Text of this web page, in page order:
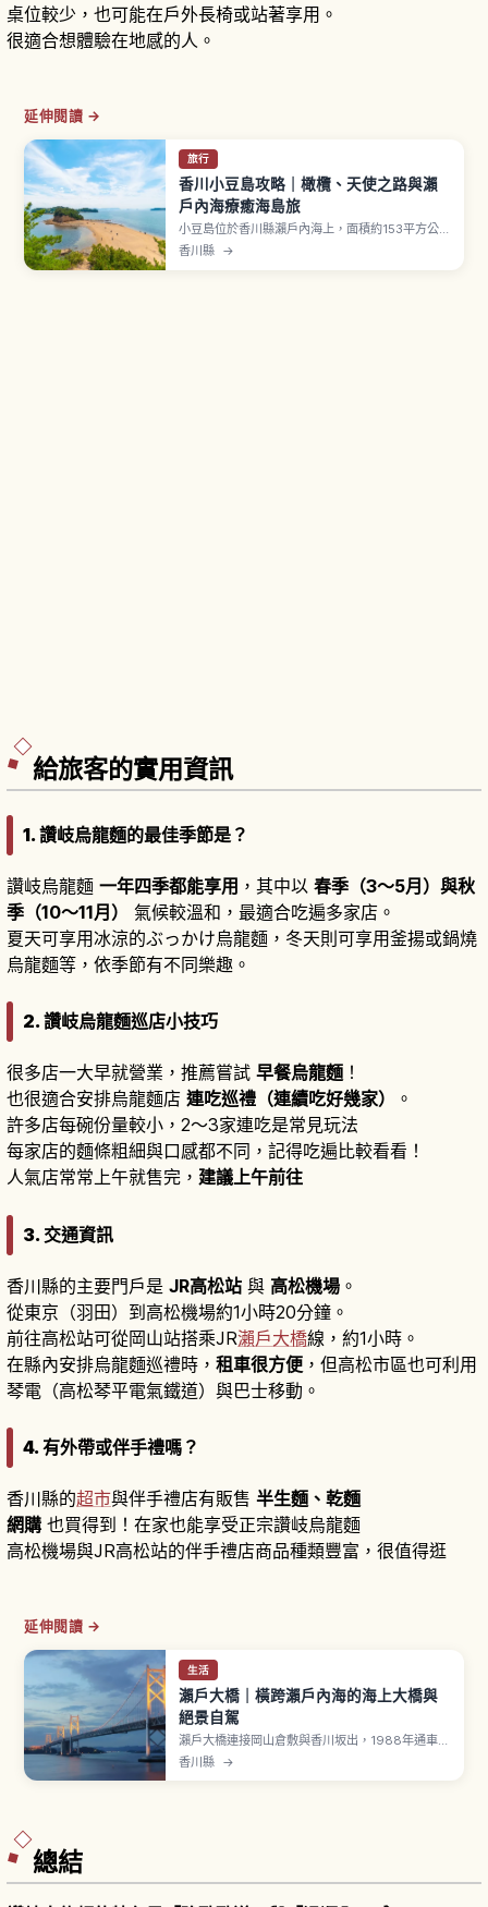
桌位較少，也可能在戶外長椅或站著享用。
很適合想體驗在地感的人。
延伸閱讀 →
旅行
香川小豆島攻略｜橄欖、天使之路與瀨
戶內海療癒海島旅
小豆島位於香川縣瀨戶內海上，面積約153平方公
里，以「橄欖之島」聞名，1908年（明治41年）
香川縣 →
給旅客的實用資訊
1. 讚岐烏龍麵的最佳季節是？
讚岐烏龍麵 一年四季都能享用 ，其中以 春季（3〜5月）與秋
季（10〜11月）
氣候較溫和，最適合吃遍多家店。
夏天可享用冰涼的ぶっかけ烏龍麵，冬天則可享用釜揚或鍋燒
烏龍麵等，依季節有不同樂趣。
2. 讚岐烏龍麵巡店小技巧
很多店一大早就營業，推薦嘗試 早餐烏龍麵 ！
也很適合安排烏龍麵店 連吃巡禮（連續吃好幾家）
。
許多店每碗份量較小，2〜3家連吃是常見玩法
每家店的麵條粗細與口感都不同，記得吃遍比較看看！
人氣店常常上午就售完， 建議上午前往
3. 交通資訊
香川縣的主要門戶是 JR高松站 與 高松機場 。
從東京（羽田）到高松機場約1小時20分鐘。
前往高松站可從岡山站搭乘JR瀨戶大橋線，約1小時。
在縣內安排烏龍麵巡禮時， 租車很方便 ，但高松市區也可利用
琴電（高松琴平電氣鐵道）與巴士移動。
4. 有外帶或伴手禮嗎？
香川縣的超市與伴手禮店有販售 半生麵、乾麵
網購 也買得到！在家也能享受正宗讚岐烏龍麵
高松機場與JR高松站的伴手禮店商品種類豐富，很值得逛
延伸閱讀 →
生活
瀨戶大橋｜橫跨瀨戶內海的海上大橋與
絕景自駕
瀨戶大橋連接岡山倉敷與香川坂出，1988年通車，
經由鹽飽諸島跨越瀨戶內海，上層為汽車道、下層
香川縣 →
總結